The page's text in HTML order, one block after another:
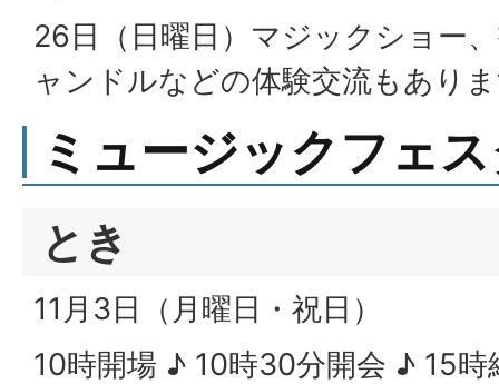
26日（日曜日）マジックショー
ャンドルなどの体験交流もあり
ミュージックフェ
とき
11月3日（月曜日・祝日）
10時開場 ♪ 10時30分開会 ♪ 15時